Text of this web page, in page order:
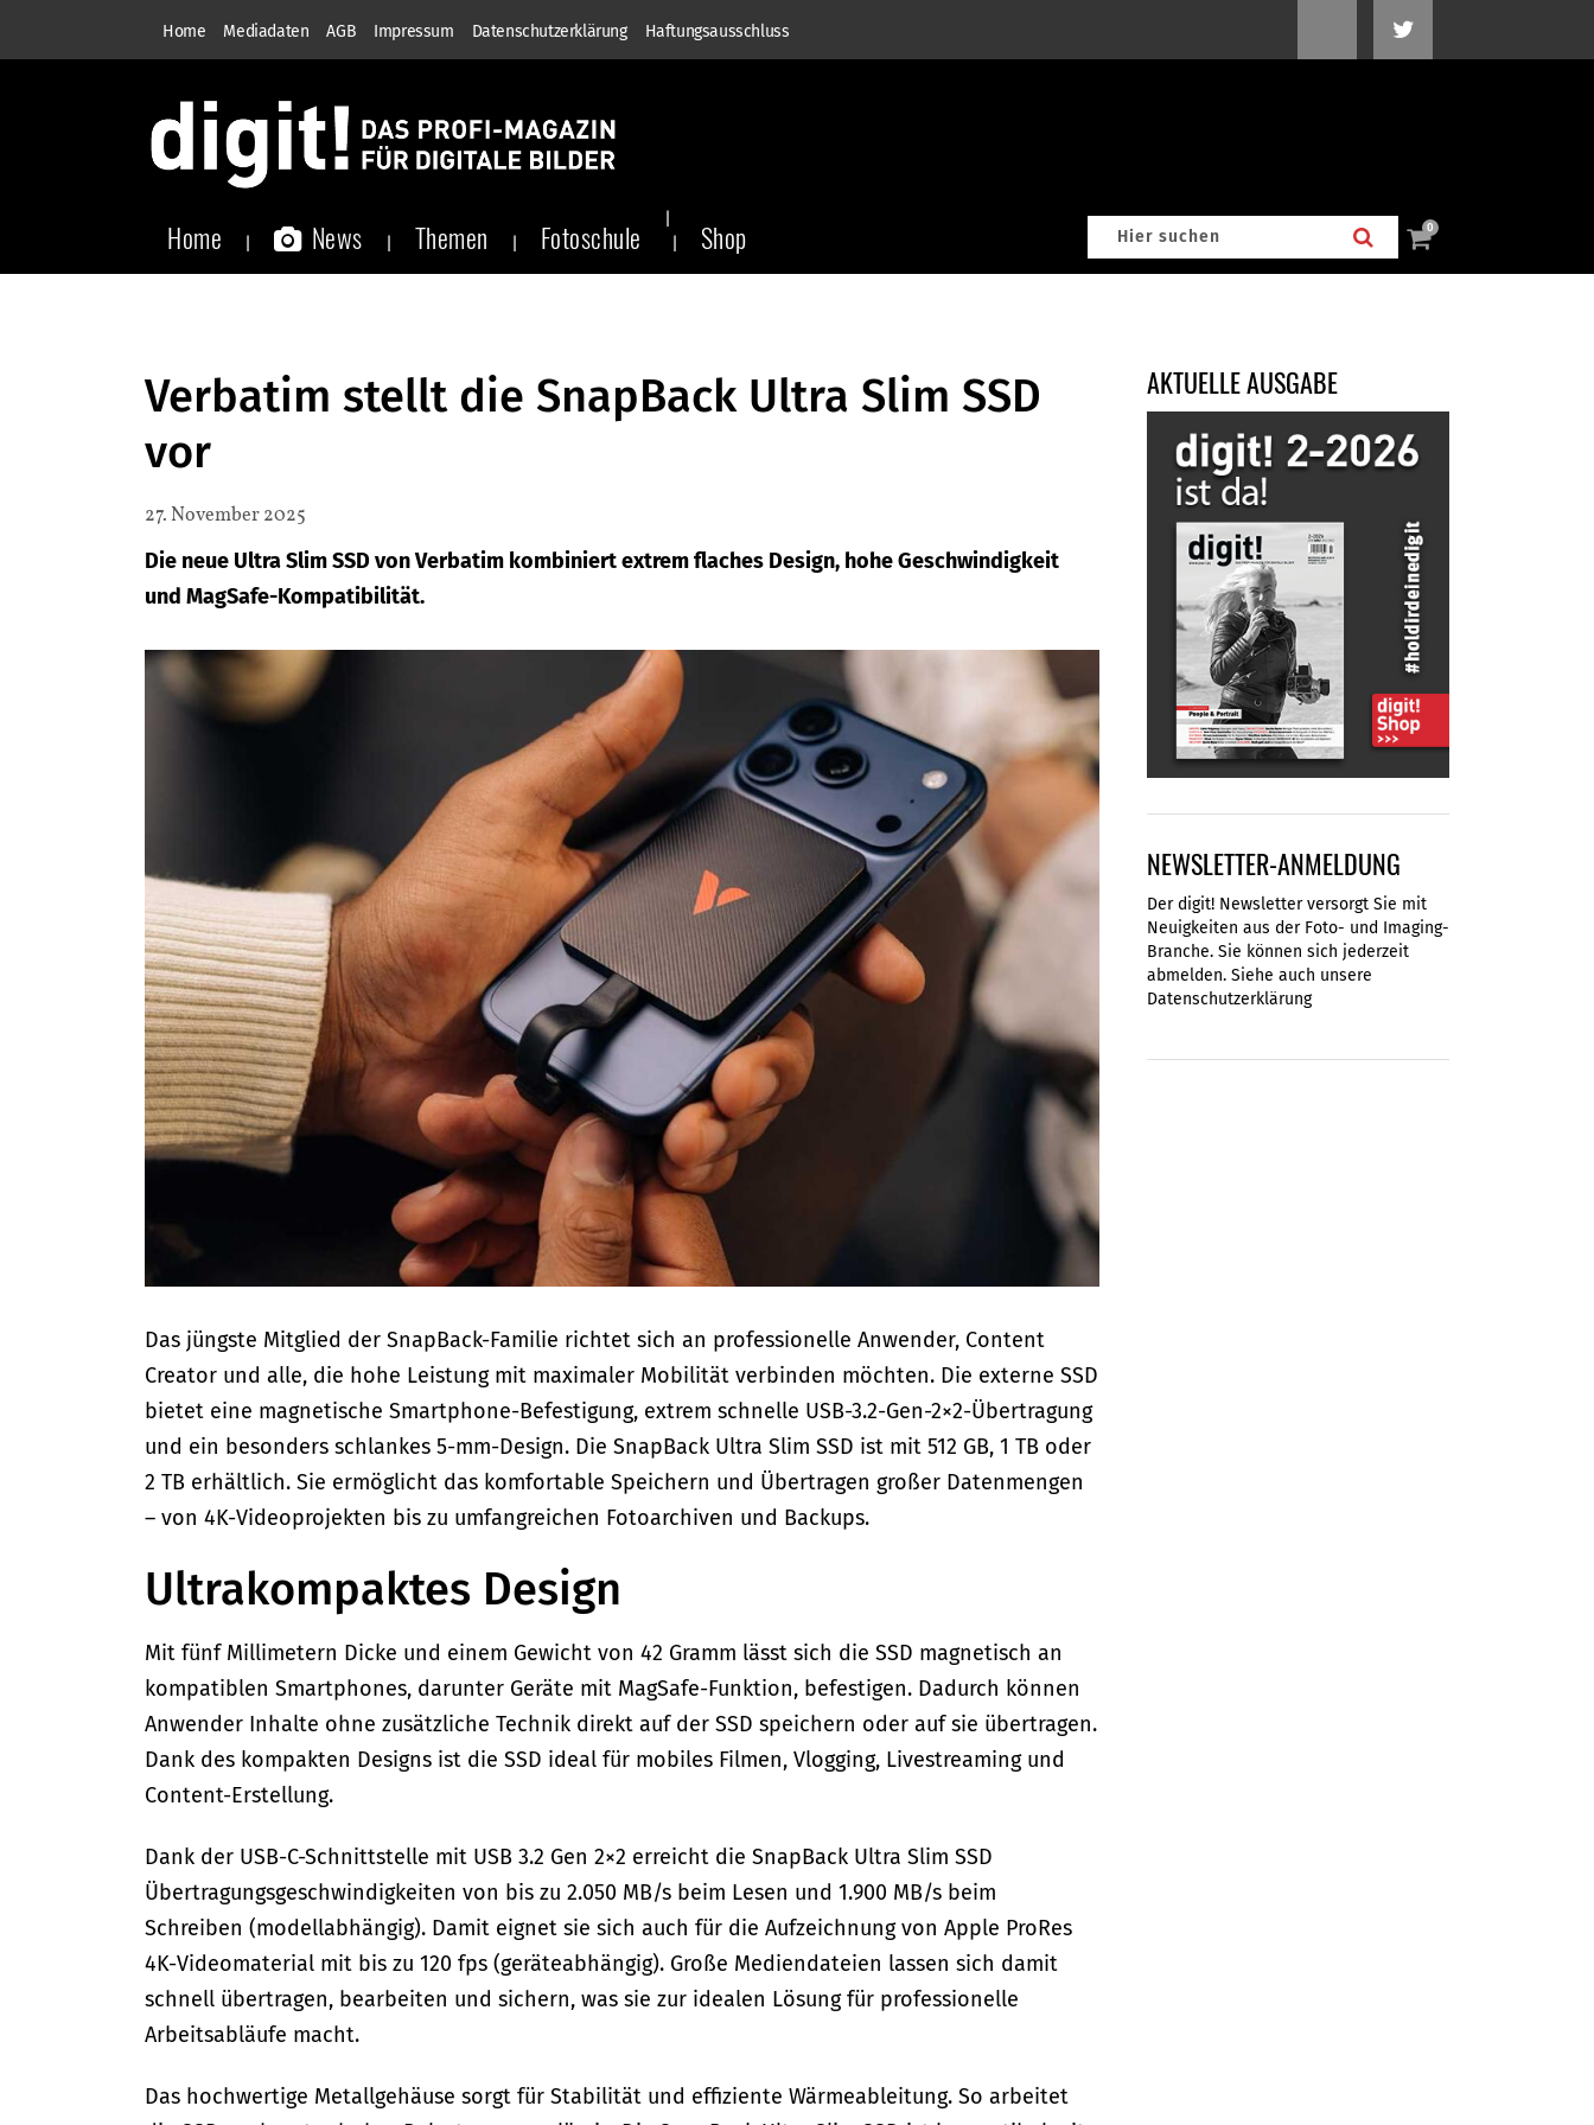
Home Mediadaten AGB Impressum Datenschutzerklärung Haftungsausschluss
Home News Themen Fotoschule Shop 0
Verbatim stellt die SnapBack Ultra Slim SSD
vor
27. November 2025
Die neue Ultra Slim SSD von Verbatim kombiniert extrem flaches Design, hohe Geschwindigkeit
und MagSafe-Kompatibilität.
Das jüngste Mitglied der SnapBack-Familie richtet sich an professionelle Anwender, Content
Creator und alle, die hohe Leistung mit maximaler Mobilität verbinden möchten. Die externe SSD
bietet eine magnetische Smartphone-Befestigung, extrem schnelle USB-3.2-Gen-2×2-Übertragung
und ein besonders schlankes 5-mm-Design. Die SnapBack Ultra Slim SSD ist mit 512 GB, 1 TB oder
2 TB erhältlich. Sie ermöglicht das komfortable Speichern und Übertragen großer Datenmengen
– von 4K-Videoprojekten bis zu umfangreichen Fotoarchiven und Backups.
Ultrakompaktes Design
Mit fünf Millimetern Dicke und einem Gewicht von 42 Gramm lässt sich die SSD magnetisch an
kompatiblen Smartphones, darunter Geräte mit MagSafe-Funktion, befestigen. Dadurch können
Anwender Inhalte ohne zusätzliche Technik direkt auf der SSD speichern oder auf sie übertragen.
Dank des kompakten Designs ist die SSD ideal für mobiles Filmen, Vlogging, Livestreaming und
Content-Erstellung.
Dank der USB-C-Schnittstelle mit USB 3.2 Gen 2×2 erreicht die SnapBack Ultra Slim SSD
Übertragungsgeschwindigkeiten von bis zu 2.050 MB/s beim Lesen und 1.900 MB/s beim
Schreiben (modellabhängig). Damit eignet sie sich auch für die Aufzeichnung von Apple ProRes
4K-Videomaterial mit bis zu 120 fps (geräteabhängig). Große Mediendateien lassen sich damit
schnell übertragen, bearbeiten und sichern, was sie zur idealen Lösung für professionelle
Arbeitsabläufe macht.
Das hochwertige Metallgehäuse sorgt für Stabilität und effiziente Wärmeableitung. So arbeitet
AKTUELLE AUSGABE
NEWSLETTER-ANMELDUNG
Der digit! Newsletter versorgt Sie mit
Neuigkeiten aus der Foto- und Imaging-
Branche. Sie können sich jederzeit
abmelden. Siehe auch unsere
Datenschutzerklärung